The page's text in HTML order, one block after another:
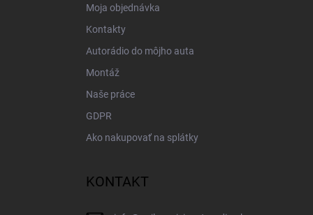
Moja objednávka
Kontakty
Autorádio do môjho auta
Montáž
Naše práce
GDPR
Ako nakupovať na splátky
KONTAKT